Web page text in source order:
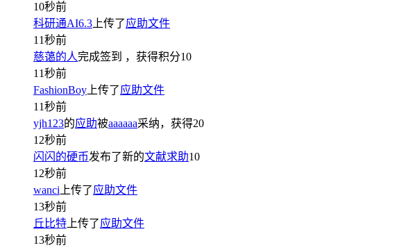
10秒前
科研通AI6.3 上传了应助文件
11秒前
慈蔼的人完成签到 ，获得积分10
11秒前
FashionBoy 上传了应助文件
11秒前
yjh123的应助被aaaaaa采纳，获得20
12秒前
闪闪的硬币发布了新的文献求助10
12秒前
wanci 上传了应助文件
13秒前
丘比特 上传了应助文件
13秒前